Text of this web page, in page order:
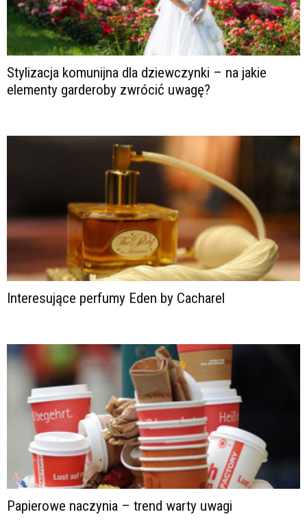
Stylizacja komunijna dla dziewczynki – na jakie
elementy garderoby zwrócić uwagę?
Interesujące perfumy Eden by Cacharel
Papierowe naczynia – trend warty uwagi